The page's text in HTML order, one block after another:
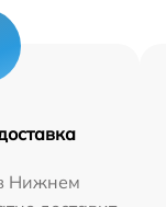
Нижнем